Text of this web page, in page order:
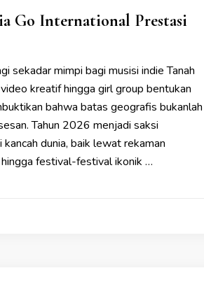
Go International Prestasi
sekadar mimpi bagi musisi indie Tanah
kreatif hingga girl group bentukan
bahwa batas geografis bukanlah
Tahun 2026 menjadi saksi
dunia, baik lewat rekaman
festival-festival ikonik …